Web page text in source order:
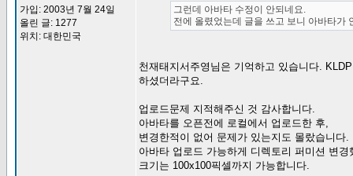
가입: 2003년 7월 24일
올린 글: 1277
위치: 대한민국
그런데 아바타 수정이 안되네요.
전에 올렸었는데 글을 쓰고 보니 아바타가
천재태지서주영님은 기억하고 있습니다.
하셨더라구요.
업로드문제 지적해주신 것 감사합니다.
아바타를 오픈전에 로컬에서 업로드한 후,
변경한적이 없어 문제가 있는지도 몰랐습니다.
아바타 업로드 가능하게 디렉토리 퍼미션 변
크기는 100x100픽셀까지 가능합니다.